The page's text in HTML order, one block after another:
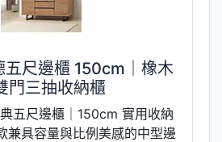
尺邊櫃 150cm｜橡木
門三抽收納櫃
五尺邊櫃｜150cm 實用收納
兼具容量與比例美感的中型邊